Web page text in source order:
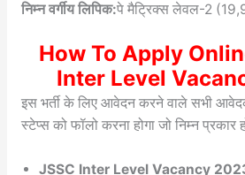
निम्न वर्गीय लिपिक:पे मैट्रिक्स लेवल-2
How To Apply
Inter Level
इस भर्ती के लिए आवेदन करने वाले सभी
स्टेप्स को फॉलो करना होगा जो निम्न प्रकार
JSSC Inter Level Vacancy